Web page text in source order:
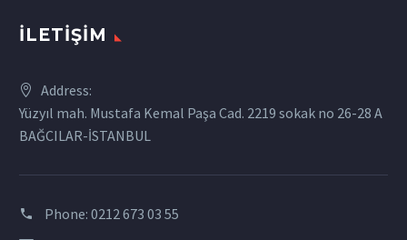
İLETIŞIM
Address:
Yüzyıl mah. Mustafa Kemal Paşa Cad. 2219 sokak no 26-28 A
BAĞCILAR-İSTANBUL
Phone: 0212 673 03 55